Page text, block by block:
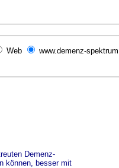
Web
www.demenz-
Demenz-
können, besser mit